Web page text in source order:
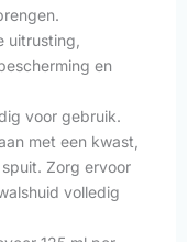
uitrusting,
en
voor gebruik.
met een kwast,
Zorg ervoor
volledig